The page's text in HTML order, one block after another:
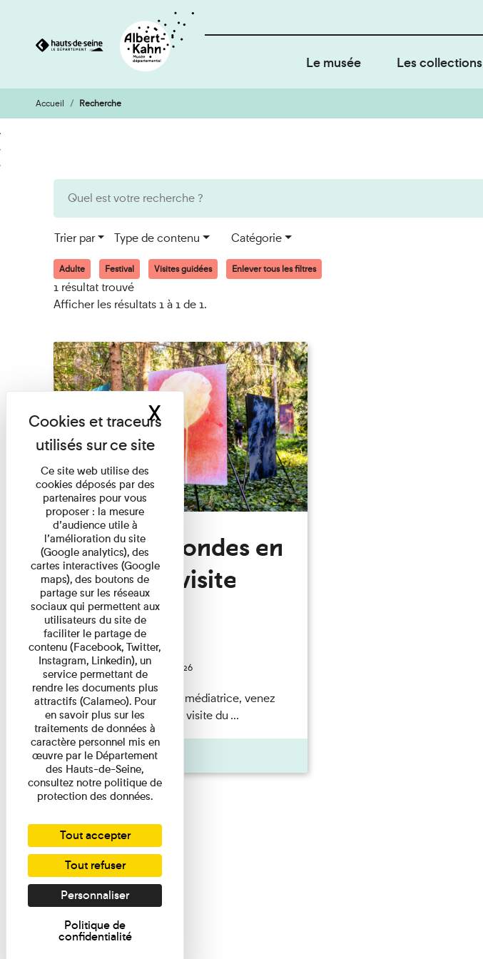
Aller
au
contenu
Aller
à
la
Le musée Les collections
Accueil Recherche
Trier par Type de contenu Catégorie
Adulte Festival Visites guidées Enlever tous les filtres
1 résultat trouvé
Afficher les résultats 1 à 1 de 1.
Festival Mondes en
commun: visite
guidée
Festival
Du 23/08/2026 au 23/08/2026
Accompagnés par une médiatrice, venez
découvrir à travers une visite du ...
Agenda
Ce site web utilise des
cookies déposés par des
partenaires pour vous
proposer : la mesure
d’audience utile à
l’amélioration du site
(Google analytics), des
cartes interactives (Google
maps), des boutons de
partage sur les réseaux
sociaux qui permettent aux
utilisateurs du site de
faciliter le partage de
contenu (Facebook, Twitter,
Instagram, Linkedin), un
service permettant de
rendre les documents plus
attractifs (Calameo). Pour
en savoir plus sur les
traitements de données à
caractère personnel mis en
œuvre par le Département
des Hauts-de-Seine,
consultez notre politique de
protection des données.
Tout accepter
Tout refuser
Personnaliser
Politique de
confidentialité
XMasquer le bandeau des cookies